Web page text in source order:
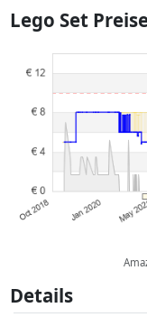
abweichen können.
Vergütungen durch
gleichen Preisen
beeinflussen.
Lego Set
Details